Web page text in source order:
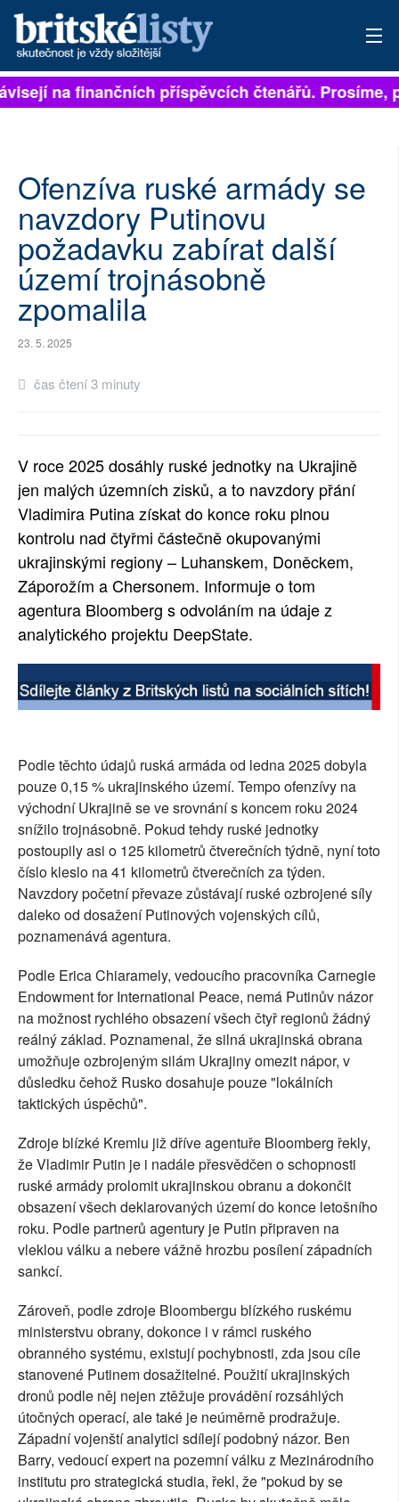
PŘIHLÁSIT
ARCHIV
ROZHOVORY
TÉMATA
NEJČTENĚJŠÍ ZA 7 DNÍ
AUTOŘI
PŘÍSPĚVKY NA PROVOZ
RUBRIKY
PLNÁ VERZE STRÁNEK
na finančních příspěvcích čtenářů. Prosíme,
Ofenzíva ruské armády se
navzdory Putinovu
požadavku zabírat další
území trojnásobně
zpomalila
23. 5. 2025
čas čtení 3 minuty
V roce 2025 dosáhly ruské jednotky na Ukrajině
jen malých územních zisků, a to navzdory přání
Vladimira Putina získat do konce roku plnou
kontrolu nad čtyřmi částečně okupovanými
ukrajinskými regiony – Luhanskem, Doněckem,
Záporožím a Chersonem. Informuje o tom
agentura Bloomberg s odvoláním na údaje z
analytického projektu DeepState.
Podle těchto údajů ruská armáda od ledna 2025 dobyla
pouze 0,15 % ukrajinského území. Tempo ofenzívy na
východní Ukrajině se ve srovnání s koncem roku 2024
snížilo trojnásobně. Pokud tehdy ruské jednotky
postoupily asi o 125 kilometrů čtverečních týdně, nyní toto
číslo kleslo na 41 kilometrů čtverečních za týden.
Navzdory početní převaze zůstávají ruské ozbrojené síly
daleko od dosažení Putinových vojenských cílů,
poznamenává agentura.
Podle Erica Chiaramely, vedoucího pracovníka Carnegie
Endowment for International Peace, nemá Putinův názor
na možnost rychlého obsazení všech čtyř regionů žádný
reálný základ. Poznamenal, že silná ukrajinská obrana
umožňuje ozbrojeným silám Ukrajiny omezit nápor, v
důsledku čehož Rusko dosahuje pouze "lokálních
taktických úspěchů".
Zdroje blízké Kremlu již dříve agentuře Bloomberg řekly,
že Vladimir Putin je i nadále přesvědčen o schopnosti
ruské armády prolomit ukrajinskou obranu a dokončit
obsazení všech deklarovaných území do konce letošního
roku. Podle partnerů agentury je Putin připraven na
vleklou válku a nebere vážně hrozbu posílení západních
sankcí.
Zároveň, podle zdroje Bloombergu blízkého ruskému
ministerstvu obrany, dokonce i v rámci ruského
obranného systému, existují pochybnosti, zda jsou cíle
stanovené Putinem dosažitelné. Použití ukrajinských
dronů podle něj nejen ztěžuje provádění rozsáhlých
útočných operací, ale také je neúměrně prodražuje.
Západní vojenští analytici sdílejí podobný názor. Ben
Barry, vedoucí expert na pozemní válku z Mezinárodního
institutu pro strategická studia, řekl, že "pokud by se